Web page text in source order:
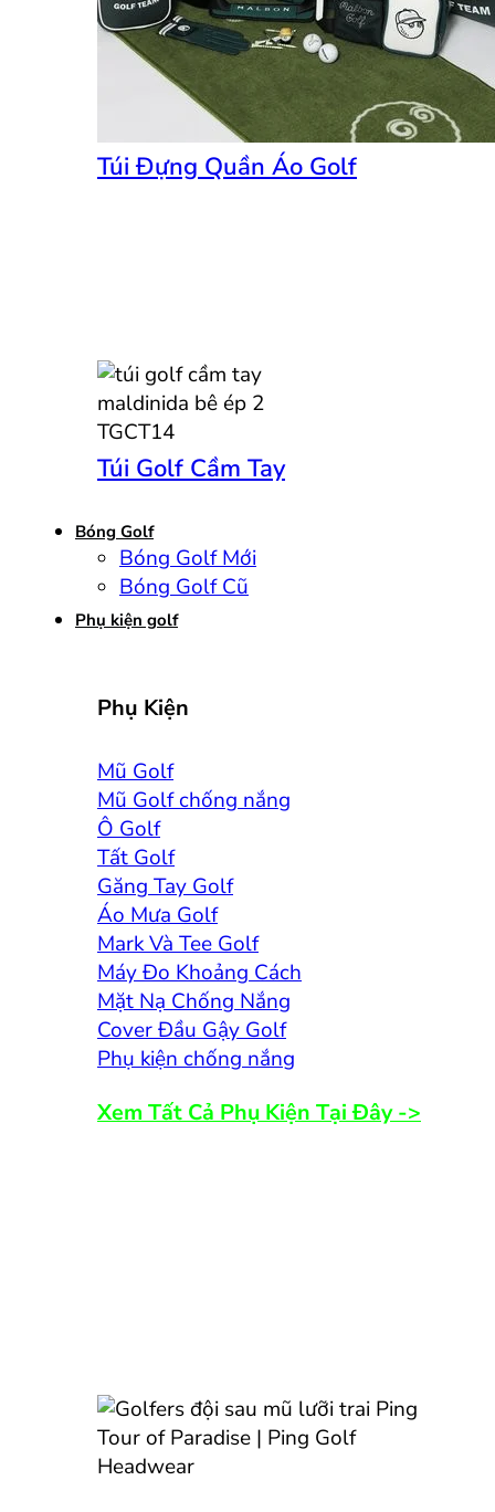
Túi Đựng Quần Áo Golf
Túi Golf Cầm Tay
Bóng Golf
Bóng Golf Mới
Bóng Golf Cũ
Phụ kiện golf
Phụ Kiện
Mũ Golf
Mũ Golf chống nắng
Ô Golf
Tất Golf
Găng Tay Golf
Áo Mưa Golf
Mark Và Tee Golf
Máy Đo Khoảng Cách
Mặt Nạ Chống Nắng
Cover Đầu Gậy Golf
Phụ kiện chống nắng
Xem Tất Cả Phụ Kiện Tại Đây ->